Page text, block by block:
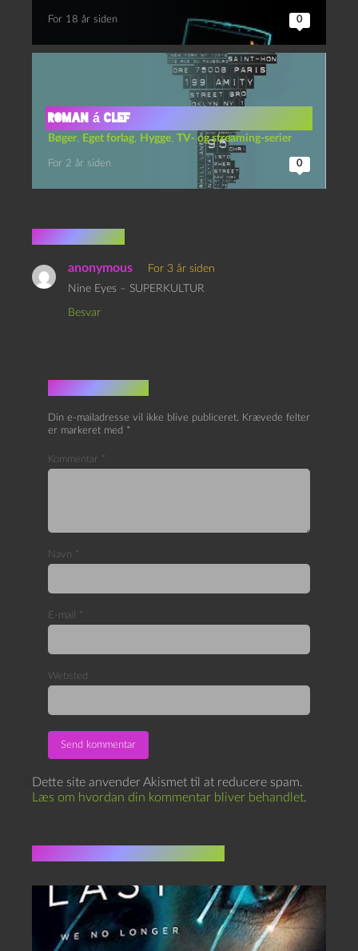
For 18 år siden 0
Roman á clef
Bøger, Eget forlag, Hygge, TV- og streaming-serier
For 2 år siden 0
1 kommentar
anonymous
For 3 år siden
Nine Eyes – SUPERKULTUR
Besvar
Skriv et svar
Din e-mailadresse vil ikke blive publiceret. Krævede felter
er markeret med *
Kommentar *
Navn *
E-mail *
Websted
Dette site anvender Akismet til at reducere spam.
Læs om hvordan din kommentar bliver behandlet.